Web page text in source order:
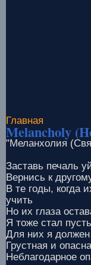
Главная
Melancholy
"Меланхолия
Заставь печаль
Вернись к
В те годы, когда
учить
Но их глаза
Я тоже стал
Для них я должен
Грустная и
Неблагодарное